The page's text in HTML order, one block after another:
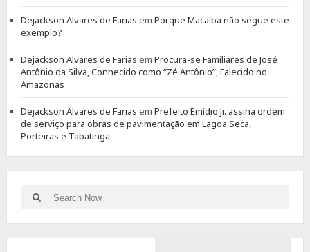
Dejackson Alvares de Farias em Porque Macaíba não segue este
exemplo?
Dejackson Alvares de Farias em Procura-se Familiares de José
Antônio da Silva, Conhecido como “Zé Antônio”, Falecido no
Amazonas
Dejackson Alvares de Farias em Prefeito Emídio Jr. assina ordem
de serviço para obras de pavimentação em Lagoa Seca,
Porteiras e Tabatinga
Search
for:
Search